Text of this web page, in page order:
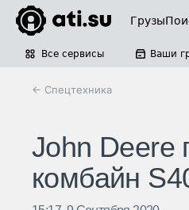
Грузы
Все сервисы Ваши
← Спецтехника
John Deere
комбайн